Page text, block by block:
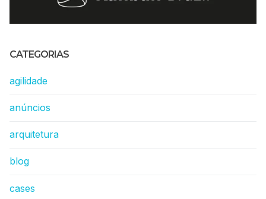
CATEGORIAS
agilidade
anúncios
arquitetura
blog
cases